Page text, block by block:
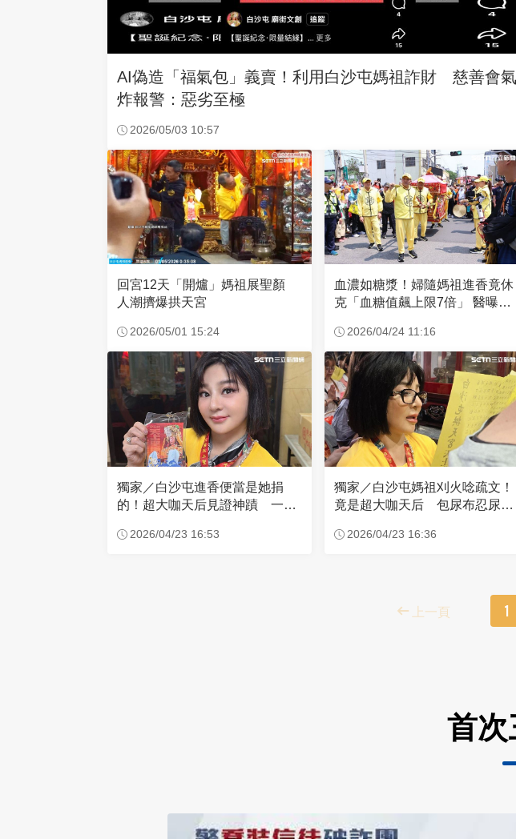
AI偽造「福氣包」義賣！利用白沙屯媽祖詐財 慈善會氣
炸報警：惡劣至極
2026/05/03 10:57
回宮12天「開爐」媽祖展聖顏
人潮擠爆拱天宮
2026/05/01 15:24
血濃如糖漿！婦隨媽祖進香竟休
克「血糖值飆上限7倍」 醫曝原
2026/04/24 11:16
獨家／白沙屯進香便當是她捐
的！超大咖天后見證神蹟 一靠
2026/04/23 16:53
獨家／白沙屯媽祖刈火唸疏文！
竟是超大咖天后 包尿布忍尿5
2026/04/23 16:36
上一頁 1
首次